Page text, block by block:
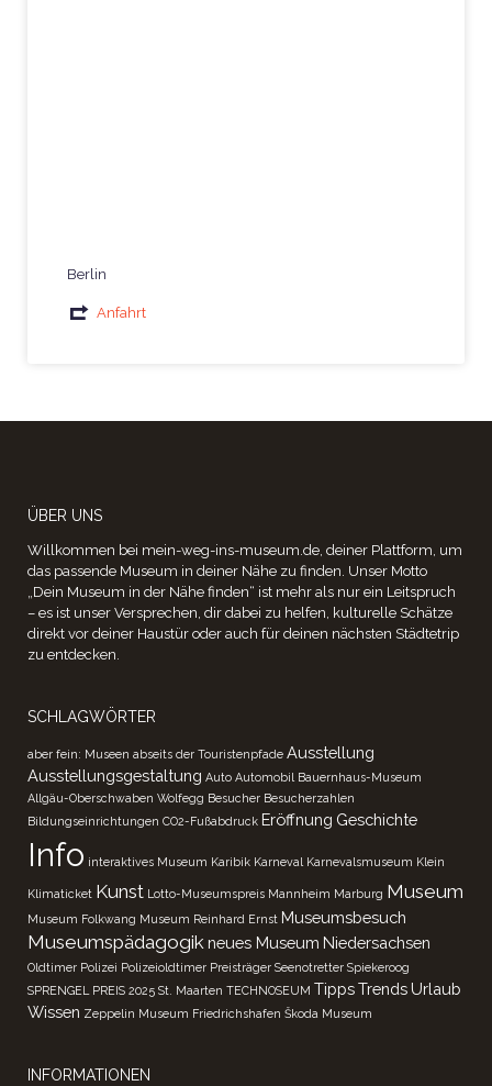
Berlin
Anfahrt
ÜBER UNS
Willkommen bei mein-weg-ins-museum.de, deiner Plattform, um
das passende Museum in deiner Nähe zu finden. Unser Motto
„Dein Museum in der Nähe finden“ ist mehr als nur ein Leitspruch
– es ist unser Versprechen, dir dabei zu helfen, kulturelle Schätze
direkt vor deiner Haustür oder auch für deinen nächsten Städtetrip
zu entdecken.
SCHLAGWÖRTER
aber fein: Museen abseits der Touristenpfade Ausstellung
Ausstellungsgestaltung Auto Automobil
Bauernhaus-Museum
Allgäu-Oberschwaben Wolfegg Besucher Besucherzahlen
Bildungseinrichtungen CO2-Fußabdruck Eröffnung Geschichte
Info interaktives Museum Karibik Karneval Karnevalsmuseum Klein
Klimaticket Kunst Lotto-Museumspreis Mannheim Marburg Museum
Museum Folkwang Museum Reinhard Ernst Museumsbesuch
Museumspädagogik neues Museum Niedersachsen
Oldtimer Polizei Polizeioldtimer Preisträger Seenotretter Spiekeroog
SPRENGEL PREIS 2025 St. Maarten TECHNOSEUM TippsTrends Urlaub
Wissen Zeppelin Museum Friedrichshafen Škoda Museum
INFORMATIONEN